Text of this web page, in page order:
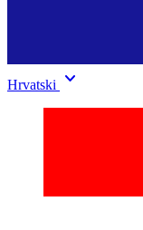
Hrvatski keyboard_arrow_down